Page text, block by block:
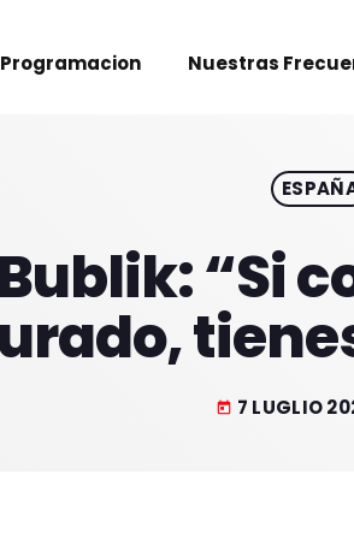
Programacion Nuestras
“Si
today 7 LUGLIO